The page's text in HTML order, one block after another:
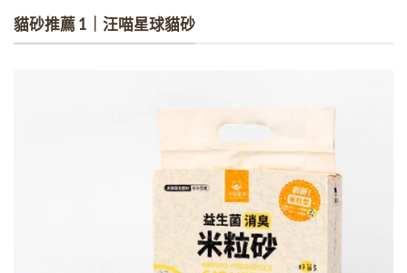
貓砂推薦 1｜汪喵星球貓砂